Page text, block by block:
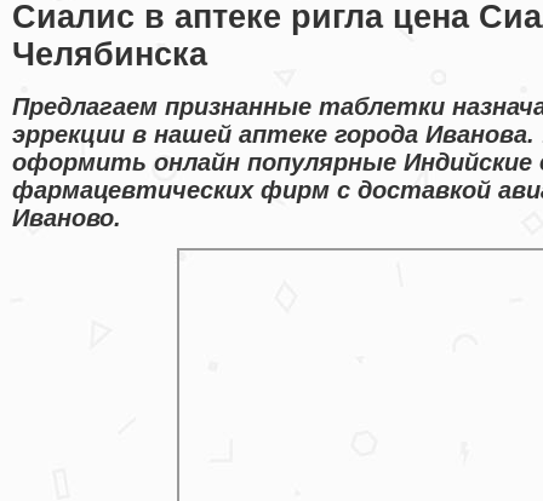
Сиалис в аптеке ригла цена
Челябинска
Предлагаем признанные таблетки
эррекции в нашей аптеке города
оформить онлайн популярные
фармацевтических фирм с доставкой
Иваново.